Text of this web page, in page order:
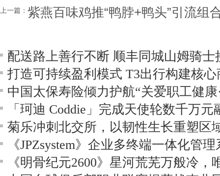
上一篇： 紫燕百味鸡推“鸭脖+鸭头”引流组
打造可持续盈利模式 T3出行构建核
中国太保寿险倾力护航“关爱职工健
「珂迪 Coddie」完成天使轮数千万
菊乐冲刺北交所，以韧性生长重塑区
《JPZsystem》企业多终端一体化管
《明骨纪元2600》星河荒芜万般冷，